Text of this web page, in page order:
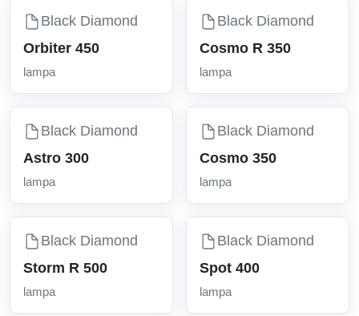
Black Diamond
Orbiter 450
lampa
Black Diamond
Cosmo R 350
lampa
Black Diamond
Astro 300
lampa
Black Diamond
Cosmo 350
lampa
Black Diamond
Storm R 500
lampa
Black Diamond
Spot 400
lampa